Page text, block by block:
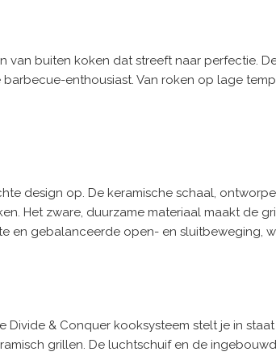
van buiten koken dat streeft naar perfectie.
enthousiast. Van roken op lage
design op. De keramische schaal,
Het zware, duurzame materiaal maakt de
en gebalanceerde open- en sluitbeweging,
Divide & Conquer kooksysteem stelt je in
grillen. De luchtschuif en de